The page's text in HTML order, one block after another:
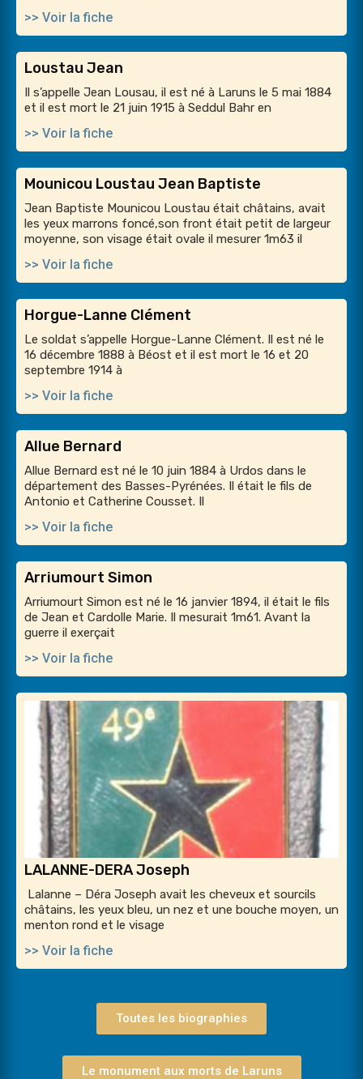
>> Voir la fiche
Loustau Jean
Il s’appelle Jean Lousau, il est né à Laruns le 5 mai 1884
et il est mort le 21 juin 1915 à Seddul Bahr en
>> Voir la fiche
Mounicou Loustau Jean Baptiste
Jean Baptiste Mounicou Loustau était châtains, avait
les yeux marrons foncé,son front était petit de largeur
moyenne, son visage était ovale il mesurer 1m63 il
>> Voir la fiche
Horgue-Lanne Clément
Le soldat s’appelle Horgue-Lanne Clément. Il est né le
16 décembre 1888 à Béost et il est mort le 16 et 20
septembre 1914 à
>> Voir la fiche
Allue Bernard
Allue Bernard est né le 10 juin 1884 à Urdos dans le
département des Basses-Pyrénées. Il était le fils de
Antonio et Catherine Cousset. Il
>> Voir la fiche
Arriumourt Simon
Arriumourt Simon est né le 16 janvier 1894, il était le fils
de Jean et Cardolle Marie. Il mesurait 1m61. Avant la
guerre il exerçait
>> Voir la fiche
LALANNE-DERA Joseph
Lalanne – Déra Joseph avait les cheveux et sourcils
châtains, les yeux bleu, un nez et une bouche moyen, un
menton rond et le visage
>> Voir la fiche
Toutes les biographies
Le monument aux morts de Laruns